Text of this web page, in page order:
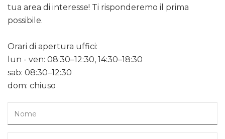
tua area di interesse! Ti risponderemo il prima
possibile.
Orari di apertura uffici:
lun - ven: 08:30–12:30, 14:30–18:30
sab: 08:30–12:30
dom: chiuso